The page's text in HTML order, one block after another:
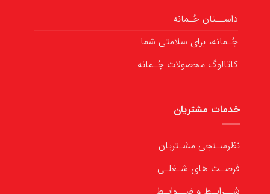
داســتان جُـمانه
جُـمانه، برای سلامتی شما
کاتالوگ محصولات جُـمانه
خدمات مشتریان
نظرسـنجی مشـتریان
فرصـت های شـغلـی